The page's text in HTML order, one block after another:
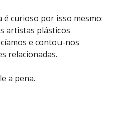
é curioso por isso mesmo:
artistas plásticos
e contou-nos
relacionadas.
a pena.